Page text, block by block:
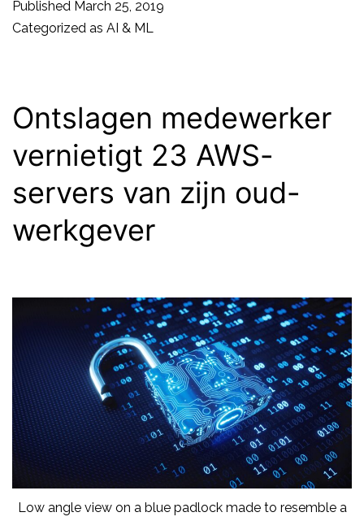
Published March 25, 2019
Categorized as AI & ML
Ontslagen medewerker
vernietigt 23 AWS-
servers van zijn oud-
werkgever
Low angle view on a blue padlock made to resemble a